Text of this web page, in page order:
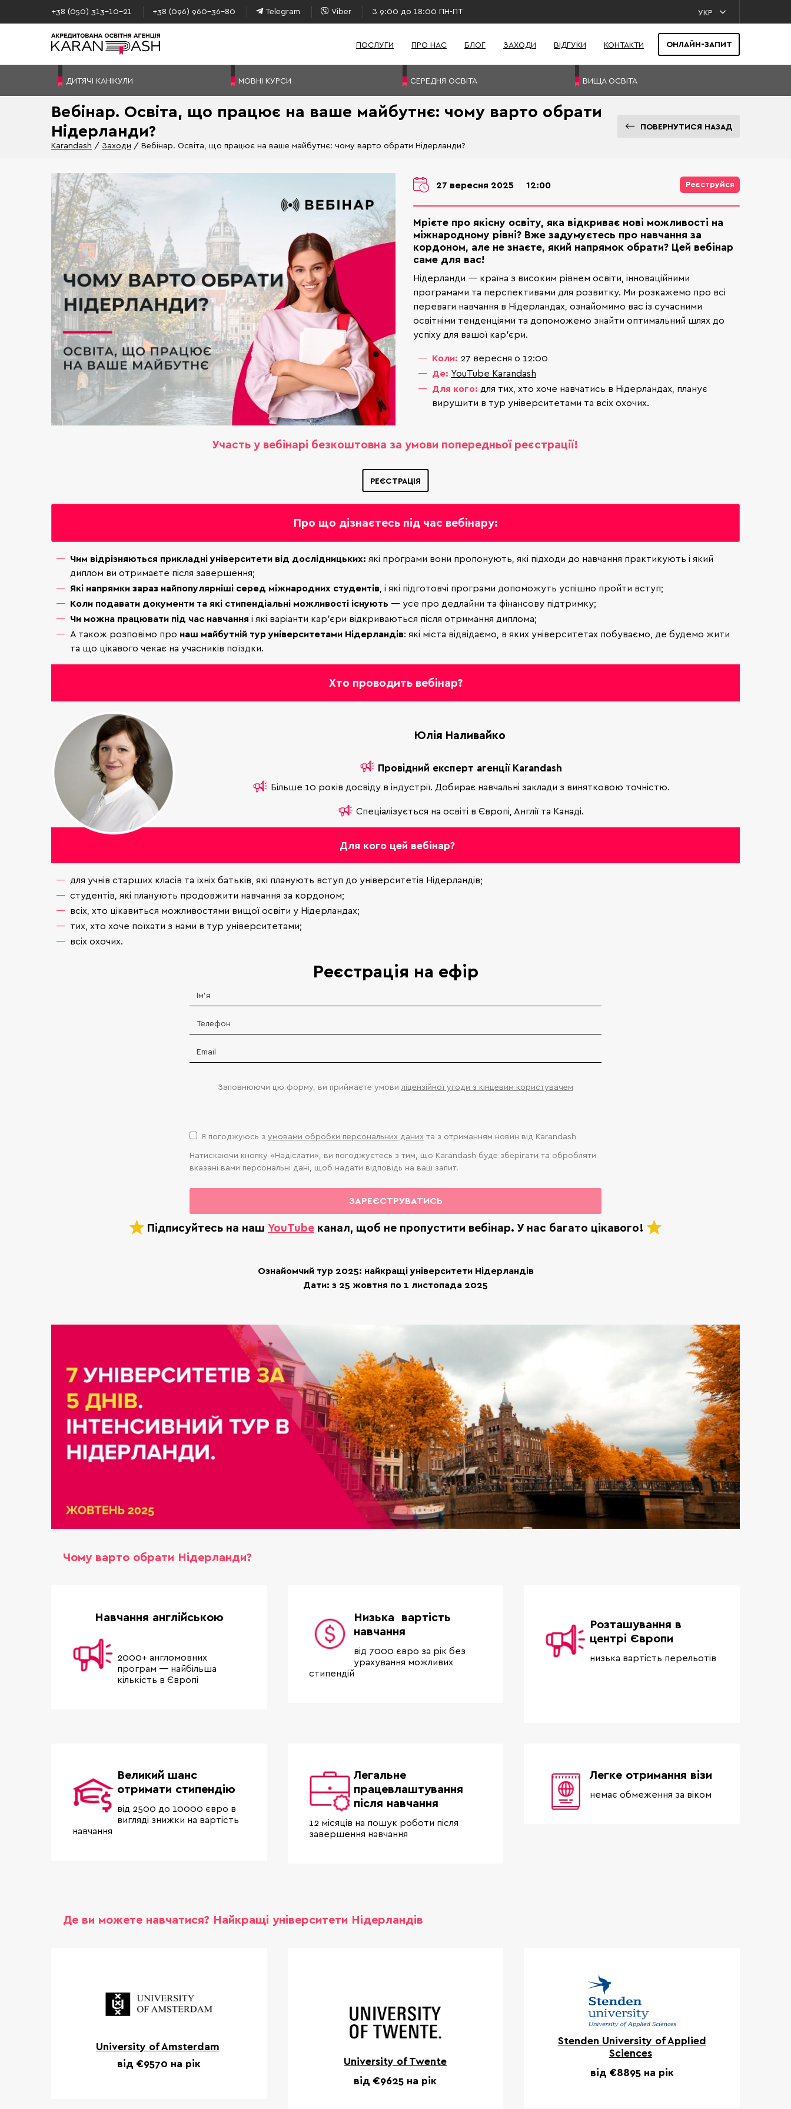
+38 (050) 313–10-21 +38 (096) 960–36-80 Telegram Viber З 9:00 до 18:00 ПН-ПТ УКР
ПОСЛУГИ ПРО НАС БЛОГ ЗАХОДИ ВІДГУКИ КОНТАКТИ ОНЛАЙН-ЗАПИТ
ДИТЯЧІ КАНІКУЛИ МОВНІ КУРСИ СЕРЕДНЯ ОСВІТА ВИЩА ОСВІТА
Вебінар. Освіта, що працює на ваше майбутнє: чому варто обрати
Нідерланди?
Karandash Заходи Вебінар. Освіта, що працює на ваше майбутнє: чому варто обрати Нідерланди?
ПОВЕРНУТИСЯ НАЗАД
27 вересня 2025 12:00 Реєструйся
Мрієте про якісну освіту, яка відкриває нові можливості на
міжнародному рівні? Вже задумуєтесь про навчання за
кордоном, але не знаєте, який напрямок обрати? Цей вебінар
саме для вас!
Нідерланди — країна з високим рівнем освіти, інноваційними
програмами та перспективами для розвитку. Ми розкажемо про всі
переваги навчання в Нідерландах, ознайомимо вас із сучасними
освітніми тенденціями та допоможемо знайти оптимальний шлях до
успіху для вашої кар’єри.
Коли: 27 вересня о 12:00
Де: YouTube Karandash
Для кого: для тих, хто хоче навчатись в Нідерландах, планує
вирушити в тур університетами та всіх охочих.
Участь у вебінарі безкоштовна за умови попередньої реєстрації!
РЕЄСТРАЦІЯ
Про що дізнаєтесь під час вебінару:
Чим відрізняються прикладні університети від дослідницьких: які програми вони пропонують, які підходи до навчання практикують і який
диплом ви отримаєте після завершення;
Які напрямки зараз найпопулярніші серед міжнародних студентів, і які підготовчі програми допоможуть успішно пройти вступ;
Коли подавати документи та які стипендіальні можливості існують — усе про дедлайни та фінансову підтримку;
Чи можна працювати під час навчання і які варіанти кар’єри відкриваються після отримання диплома;
А також розповімо про наш майбутній тур університетами Нідерландів: які міста відвідаємо, в яких університетах побуваємо, де будемо жити
та що цікавого чекає на учасників поїздки.
Хто проводить вебінар?
Юлія Наливайко
Провідний експерт агенції Karandash
Більше 10 років досвіду в індустрії. Добирає навчальні заклади з винятковою точністю.
Спеціалізується на освіті в Європі, Англії та Канаді.
Для кого цей вебінар?
для учнів старших класів та їхніх батьків, які планують вступ до університетів Нідерландів;
студентів, які планують продовжити навчання за кордоном;
всіх, хто цікавиться можливостями вищої освіти у Нідерландах;
тих, хто хоче поїхати з нами в тур університетами;
всіх охочих.
Реєстрація на ефір
Заповнюючи цю форму, ви приймаєте умови ліцензійної угоди з кінцевим користувачем
Я погоджуюсь з умовами обробки персональних даних та з отриманням новин від Karandash
Натискаючи кнопку «Надіслати», ви погоджуєтесь з тим, що Karandash буде зберігати та обробляти
вказані вами персональні дані, щоб надати відповідь на ваш запит.
ЗАРЕЄСТРУВАТИСЬ
Підписуйтесь на наш YouTube канал, щоб не пропустити вебінар. У нас багато цікавого!
Ознайомчий тур 2025: найкращі університети Нідерландів
Дати: з 25 жовтня по 1 листопада 2025
Чому варто обрати Нідерланди?
Навчання англійською
2000+ англомовних
програм — найбільша
кількість в Європі
Низька вартість
навчання
від 7000 євро за рік без
урахування можливих
стипендій
Розташування в
центрі Європи
низька вартість перельотів
Великий шанс
отримати стипендію
від 2500 до 10000 євро в
вигляді знижки на вартість
навчання
Легальне
працевлаштування
після навчання
12 місяців на пошук роботи після
завершення навчання
Легке отримання візи
немає обмеження за віком
Де ви можете навчатися? Найкращі університети Нідерландів
University of Amsterdam
від €9570 на рік
University of Twente
від €9625 на рік
Stenden University of Applied
Sciences
від €8895 на рік